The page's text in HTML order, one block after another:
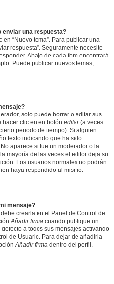
enviar una respuesta?
“Nuevo tema”. Para publicar una
respuesta”. Seguramente necesite
Abajo de cada foro encontrará
Puede publicar nuevos temas,
solo puede borrar o editar sus
hacer clic en en botón editar(a veces
periodo de tiempo). Si alguien
texto indicando que ha sido
aparece si fue un moderador o la
mayoría de las veces el editor deja su
Los usuarios normales no podrán
haya respondido al mismo.
mensaje?
crearla en el Panel de Control de
Añadir firma cuando publique un
a todos sus mensajes activando
de Usuario. Para dejar de añadirla
Añadir firma dentro del perfil.